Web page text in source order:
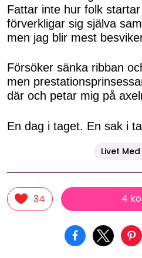
Fattar inte hur folk
förverkligar sig själva
men jag blir mest
Försöker sänka ribban
men
där och petar mig på
En dag i taget. En sak i
Livet
34 4